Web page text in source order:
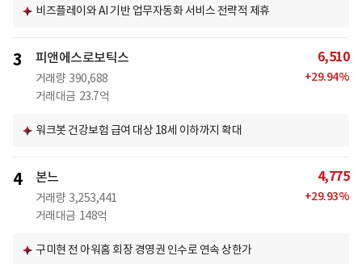
비즈플레이와 AI 기반 업무자동화 서비스 전략적 제휴
3 피앤에스로보틱스
거래량 390,688
거래대금 23.7억
6,510
+29.94%
워크봇 건강보험 급여 대상 18세 이하까지 확대
4 본느
거래량 3,253,441
거래대금 148억
4,775
+29.93%
구미현 전 아워홈 회장 경영권 인수로 연속 상한가